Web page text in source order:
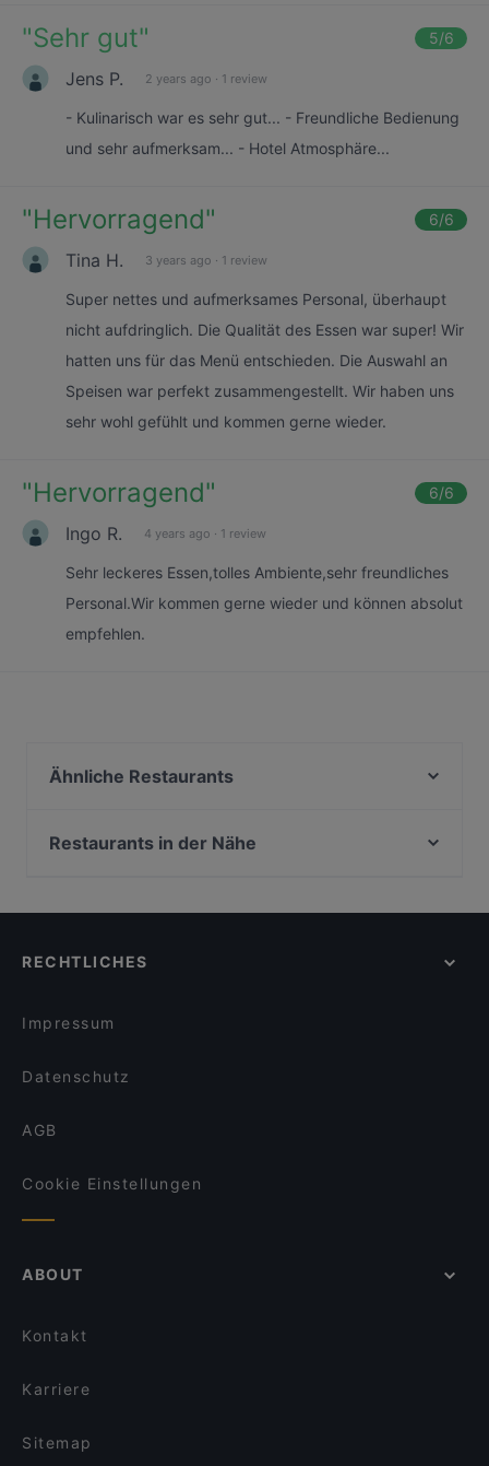
"Sehr gut" 5/6
Jens P. 2 years ago · 1 review
- Kulinarisch war es sehr gut... - Freundliche Bedienung
und sehr aufmerksam... - Hotel Atmosphäre...
"Hervorragend" 6/6
Tina H. 3 years ago · 1 review
Super nettes und aufmerksames Personal, überhaupt
nicht aufdringlich. Die Qualität des Essen war super! Wir
hatten uns für das Menü entschieden. Die Auswahl an
Speisen war perfekt zusammengestellt. Wir haben uns
sehr wohl gefühlt und kommen gerne wieder.
"Hervorragend" 6/6
Ingo R. 4 years ago · 1 review
Sehr leckeres Essen,tolles Ambiente,sehr freundliches
Personal.Wir kommen gerne wieder und können absolut
empfehlen.
Ähnliche Restaurants
Café Süden
Cascata Italian & Greek Restaurant
Restaurant
Pizzeria Roma
Restaurants in der Nähe
Naná
YA'MEDINA
Vietnamesische Restaurant
RECHTLICHES
Impressum
Datenschutz
AGB
Cookie Einstellungen
ABOUT
Kontakt
Karriere
Sitemap